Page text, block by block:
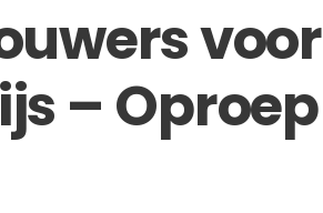
voor
– Oproep